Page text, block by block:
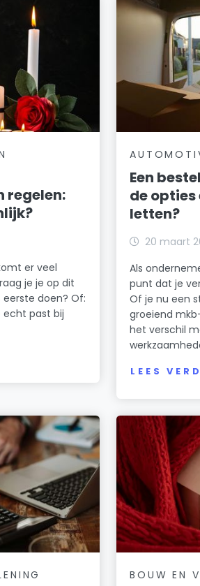
regelen:
er veel
je je op dit
doen? Of:
echt past bij
Een
de opties
letten?
20 maart
Als
punt dat je
Of je nu een
groeiend
het verschil
LEES
BOUW EN